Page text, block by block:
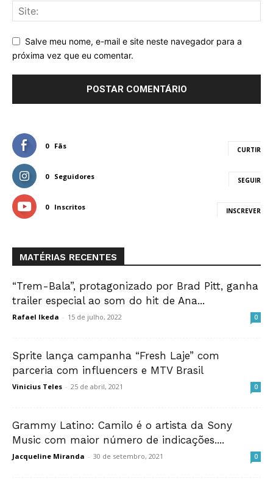
Salve meu nome, e-mail e site neste navegador para a
próxima vez que eu comentar.
0 Fãs CURTIR
0 Seguidores SEGUIR
0 Inscritos INSCREVER
MATÉRIAS RECENTES
“Trem-Bala”, protagonizado por Brad Pitt, ganha
trailer especial ao som do hit de Ana...
Rafael Ikeda - 15 de julho, 2022 0
Sprite lança campanha “Fresh Laje” com
parceria com influencers e MTV Brasil
Vinicius Teles - 25 de abril, 2021 0
Grammy Latino: Camilo é o artista da Sony
Music com maior número de indicações....
Jacqueline Miranda - 30 de setembro, 2021 0